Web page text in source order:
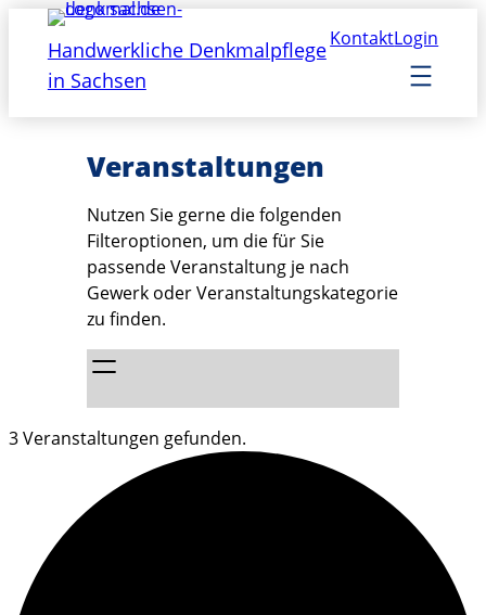
KontaktLogin
Handwerkliche Denkmalpflege
in Sachsen
Veranstaltungen
Nutzen Sie gerne die folgenden
Filteroptionen, um die für Sie
passende Veranstaltung je nach
Gewerk oder Veranstaltungskategorie
zu finden.
3 Veranstaltungen gefunden.